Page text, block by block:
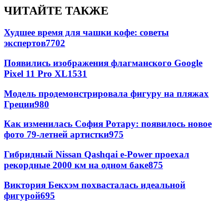
ЧИТАЙТЕ ТАКЖЕ
Худшее время для чашки кофе: советы
экспертов7702
Появились изображения флагманского Google
Pixel 11 Pro XL1531
Модель продемонстрировала фигуру на пляжах
Греции980
Как изменилась София Ротару: появилось новое
фото 79-летней артистки975
Гибридный Nissan Qashqai e-Power проехал
рекордные 2000 км на одном баке875
Виктория Бекхэм похвасталась идеальной
фигурой695